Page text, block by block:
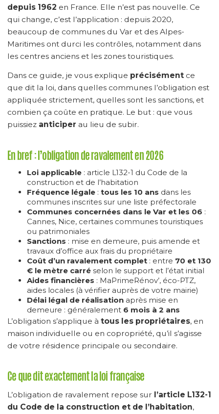
depuis 1962 en France. Elle n’est pas nouvelle. Ce
qui change, c’est l’application : depuis 2020,
beaucoup de communes du Var et des Alpes-
Maritimes ont durci les contrôles, notamment dans
les centres anciens et les zones touristiques.
Dans ce guide, je vous explique précisément ce
que dit la loi, dans quelles communes l’obligation est
appliquée strictement, quelles sont les sanctions, et
combien ça coûte en pratique. Le but : que vous
puissiez anticiper au lieu de subir.
En bref : l’obligation de ravalement en 2026
Loi applicable : article L132-1 du Code de la
construction et de l’habitation
Fréquence légale : tous les 10 ans dans les
communes inscrites sur une liste préfectorale
Communes concernées dans le Var et les 06 :
Cannes, Nice, certaines communes touristiques
ou patrimoniales
Sanctions : mise en demeure, puis amende et
travaux d’office aux frais du propriétaire
Coût d’un ravalement complet : entre 70 et 130
€ le mètre carré selon le support et l’état initial
Aides financières : MaPrimeRénov’, éco-PTZ,
aides locales (à vérifier auprès de votre mairie)
Délai légal de réalisation après mise en
demeure : généralement 6 mois à 2 ans
L’obligation s’applique à tous les propriétaires, en
maison individuelle ou en copropriété, qu’il s’agisse
de votre résidence principale ou secondaire.
Ce que dit exactement la loi française
L’obligation de ravalement repose sur l’article L132-1
du Code de la construction et de l’habitation,